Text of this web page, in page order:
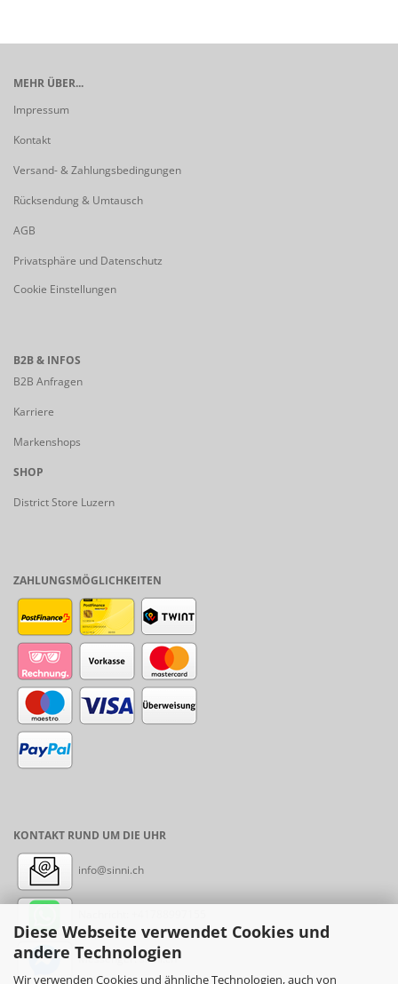
Diese Webseite verwendet Cookies und
andere Technologien
Wir verwenden Cookies und ähnliche Technologien, auch von
MEHR ÜBER...
Impressum
Kontakt
Versand- & Zahlungsbedingungen
Rücksendung & Umtausch
AGB
Privatsphäre und Datenschutz
Cookie Einstellungen
B2B & INFOS
B2B Anfragen
Karriere
Markenshops
SHOP
District Store Luzern
ZAHLUNGSMÖGLICHKEITEN
KONTAKT RUND UM DIE UHR
info@sinni.ch
Messenger: sinni.ch